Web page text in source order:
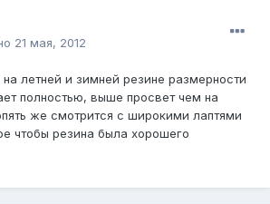
21 мая, 2012
летней и зимней резине размерности
полностью, выше просвет чем на
же смотрится с широкими лаптями
чтобы резина была хорошего